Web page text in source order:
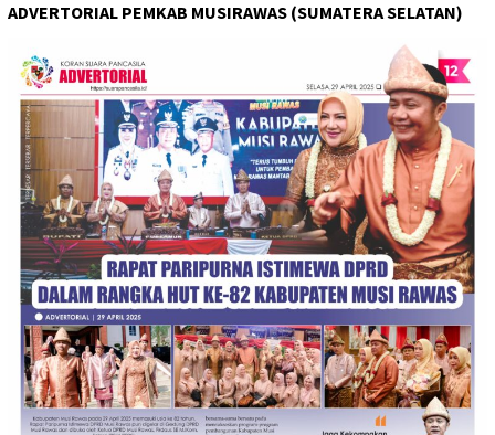
ADVERTORIAL PEMKAB MUSIRAWAS (SUMATERA SELATAN)